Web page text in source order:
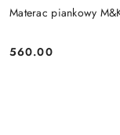
Materac piankowy
Cena:
560.00